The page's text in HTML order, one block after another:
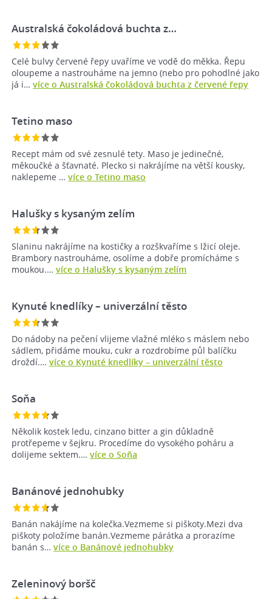
Australská čokoládová buchta z…
Celé bulvy červené řepy uvaříme ve vodě do měkka. Řepu
oloupeme a nastrouháme na jemno (nebo pro pohodlné jako
já i… více o Australská čokoládová buchta z červené řepy
Tetino maso
Recept mám od své zesnulé tety. Maso je jedinečné,
měkoučké a šťavnaté. Plecko si nakrájíme na větší kousky,
naklepeme … více o Tetino maso
Halušky s kysaným zelím
Slaninu nakrájíme na kostičky a rozškvaříme s lžicí oleje.
Brambory nastrouháme, osolíme a dobře promícháme s
moukou.… více o Halušky s kysaným zelím
Kynuté knedlíky – univerzální těsto
Do nádoby na pečení vlijeme vlažné mléko s máslem nebo
sádlem, přidáme mouku, cukr a rozdrobíme půl balíčku
droždí.… více o Kynuté knedlíky – univerzální těsto
Soňa
Několik kostek ledu, cinzano bitter a gin důkladně
protřepeme v šejkru. Procedíme do vysokého poháru a
dolijeme sektem.… více o Soňa
Banánové jednohubky
Banán nakájíme na kolečka.Vezmeme si piškoty.Mezi dva
piškoty položíme banán.Vezmeme párátka a prorazíme
banán s… více o Banánové jednohubky
Zeleninový boršč